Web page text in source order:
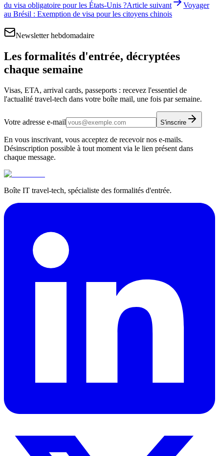
du visa obligatoire pour les États-Unis ?Article suivant
Voyager
au Brésil : Exemption de visa pour les citoyens chinois
Newsletter hebdomadaire
Les formalités d'entrée, décryptées
chaque semaine
Visas, ETA, arrival cards, passeports : recevez l'essentiel de
l'actualité travel-tech dans votre boîte mail, une fois par semaine.
Votre adresse e-mail S'inscrire
En vous inscrivant, vous acceptez de recevoir nos e-mails.
Désinscription possible à tout moment via le lien présent dans
chaque message.
Boîte IT travel-tech, spécialiste des formalités d'entrée.